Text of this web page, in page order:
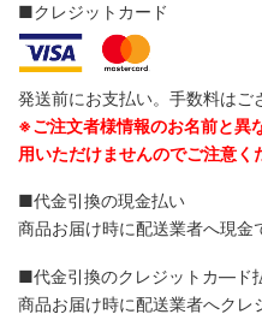
■クレジットカード
発送前にお支払い。手数料はご
※ご注文者様情報のお名前と異
用いただけませんのでご注意く
■代金引換の現金払い
商品お届け時に配送業者へ現金
■代金引換のクレジットカ―ド
商品お届け時に配送業者へクレ